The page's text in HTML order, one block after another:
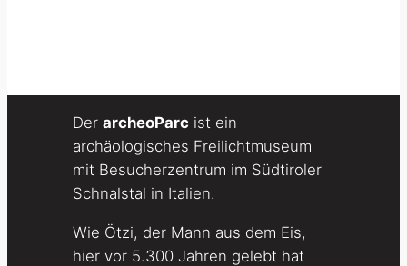
Der archeoParc ist ein
archäologisches Freilichtmuseum
mit Besucherzentrum im Südtiroler
Schnalstal in Italien.
Wie Ötzi, der Mann aus dem Eis,
hier vor 5.300 Jahren gelebt hat